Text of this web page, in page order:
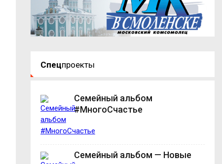
Спецпроекты
Семейный альбом
#МногоСчастье
Семейный альбом — Новые